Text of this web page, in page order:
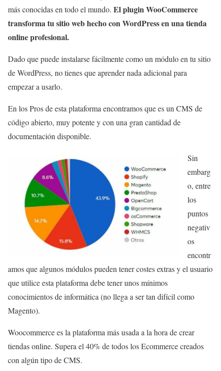
más conocidas en todo el mundo. El plugin WooCommerce
transforma tu sitio web hecho con WordPress en una tienda
online profesional.
Dado que puede instalarse fácilmente como un módulo en tu sitio
de WordPress, no tienes que aprender nada adicional para
empezar a usarlo.
En los Pros de esta plataforma encontramos que es un CMS de
código abierto, muy potente y con una gran cantidad de
documentación disponible.
Sin
embarg
o, entre
los
puntos
negativ
os
encontr
amos que algunos módulos pueden tener costes extras y el usuario
que utilice esta plataforma debe tener unos mínimos
conocimientos de informática (no llega a ser tan difícil como
Magento).
Woocommerce es la plataforma más usada a la hora de crear
tiendas online. Supera el 40% de todos los Ecommerce creados
con algún tipo de CMS.